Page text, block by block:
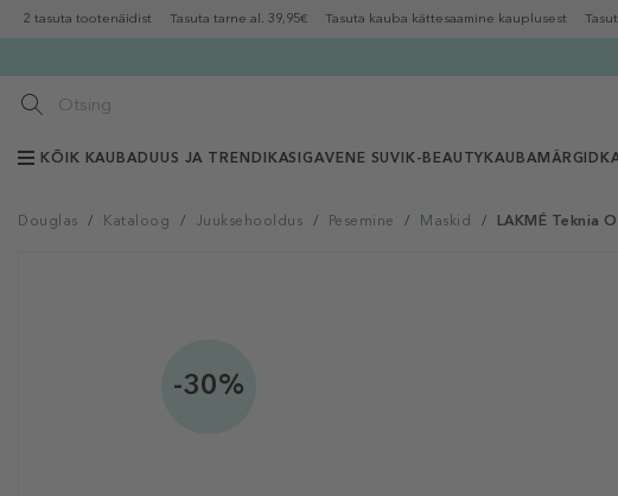
2 tasuta tootenäidist Tasuta tarne al. 39,95€ Tasuta kauba kättesaamine kauplusest
KÕIK KAUBADUUS JA TRENDIKAS IGAVENE SUVI K-BEAUTY KAUBAMÄRGID
Douglas / Kataloog / Juuksehooldus / Pesemine / Maskid / LAKMÉ Teknia
-30%